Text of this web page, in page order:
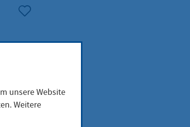
unsere Website
Weitere